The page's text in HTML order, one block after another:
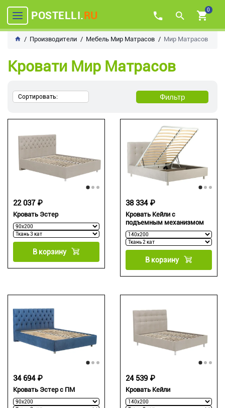
POSTELLI.RU 0
Производители Мебель Мир Матрасов Мир Матрасов
Кровати Мир Матрасов
Сортировать: Фильтр
Кровать Эстер
22 037 ₽
В корзину
Кровать Кейли с
подъемным механизмом
38 334 ₽
В корзину
Кровать Эстер с ПМ
34 694 ₽
Кровать Кейли
24 539 ₽